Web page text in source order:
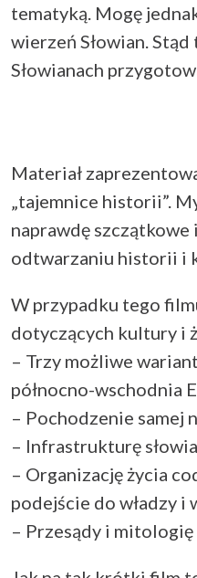
tematyką. Mogę
wierzeń Słowian.
Słowianach
Materiał
„tajemnice historii”.
naprawdę
odtwarzaniu historii i
W przypadku tego
dotyczących kultury i
– Trzy możliwe
północno-wschodnia
– Pochodzenie samej
– Infrastrukturę
– Organizację życia
podejście do władzy i
– Przesądy i mitologię